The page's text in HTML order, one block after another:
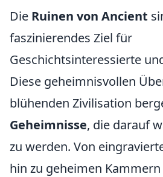
Die Ruinen von Ancient
faszinierendes Ziel für
Geschichtsinteressierte
Diese geheimnisvollen
blühenden Zivilisation
Geheimnisse, die darauf
zu werden. Von
hin zu geheimen